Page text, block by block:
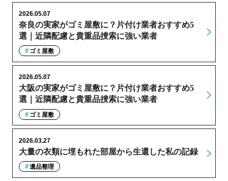
奈良の実家がゴミ屋敷に？片付け業者おすすめ5
選｜近隣配慮と貴重品捜索に強い業者
2026.05.07
ゴミ屋敷
大阪の実家がゴミ屋敷に？片付け業者おすすめ5
選｜近隣配慮と貴重品捜索に強い業者
2026.05.07
ゴミ屋敷
大量の衣類に埋もれた部屋から生還した私の記録
2026.03.27
遺品整理